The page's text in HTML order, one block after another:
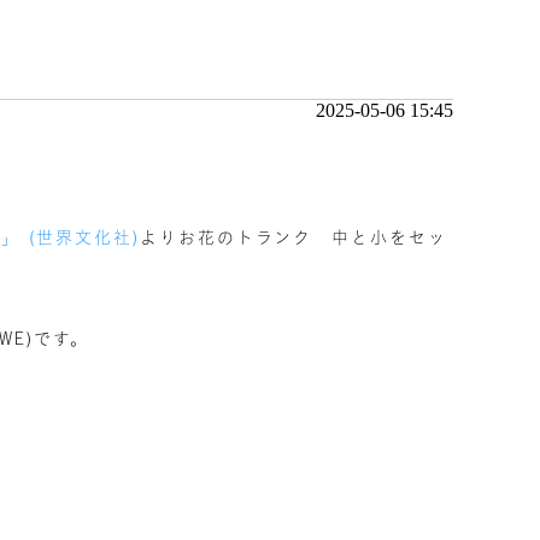
2025-05-06 15:45
(世界文化社) よりお花のトランク 中と小をセッ
です。